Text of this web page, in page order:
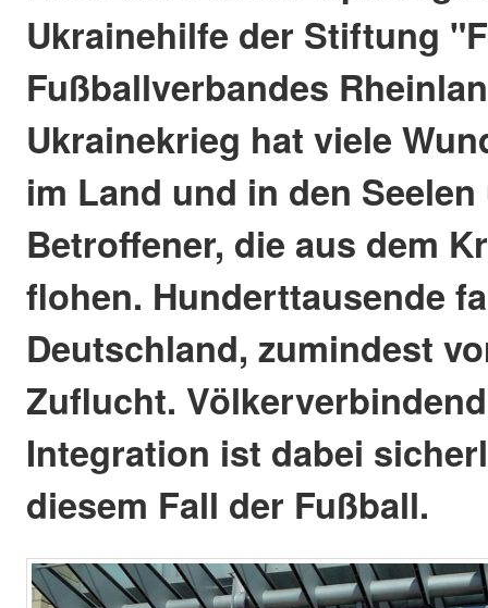
Ukrainehilfe der Stiftung
Fußballverbandes
Ukrainekrieg hat viele
im Land und in den
Betroffener, die aus dem
flohen. Hunderttausende
Deutschland, zumindest
Zuflucht.
Integration ist dabei
diesem Fall der Fußball.